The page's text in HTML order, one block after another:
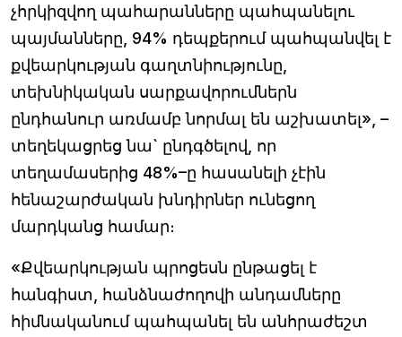
չհրկիզվող պահարանները պահպանելու
պայմանները, 94% դեպքերում պահպանվել է
քվեարկության գաղտնիությունը,
տեխնիկական սարքավորումներն
ընդհանուր առմամբ նորմալ են աշխատել», –
տեղեկացրեց նա` ընդգծելով, որ
տեղամասերից 48%–ը հասանելի չէին
հենաշարժական խնդիրներ ունեցող
մարդկանց համար։
«Քվեարկության պրոցեսն ընթացել է
հանգիստ, հանձնաժողովի անդամները
հիմնականում պահպանել են անհրաժեշտ